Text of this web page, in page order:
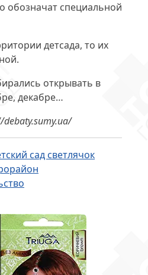
обозначат специальной
детсада, то их
открывать в
декабре…
сад светлячок